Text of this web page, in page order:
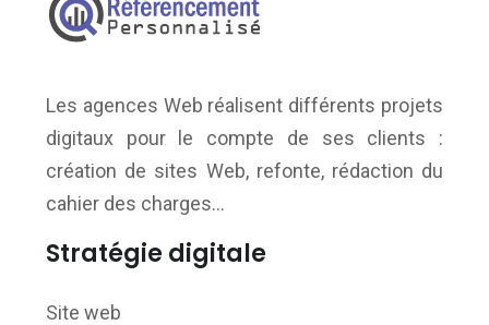
Les agences Web réalisent différents projets
digitaux pour le compte de ses clients :
création de sites Web, refonte, rédaction du
cahier des charges…
Stratégie digitale
Site web